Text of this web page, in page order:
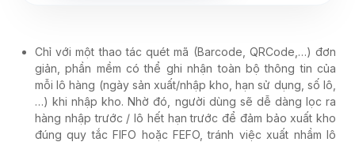
Chỉ với một thao tác quét mã (Barcode, QRCode,…) đơn
giản, phần mềm có thể ghi nhận toàn bộ thông tin của
mỗi lô hàng (ngày sản xuất/nhập kho, hạn sử dụng, số lô,
…) khi nhập kho. Nhờ đó, người dùng sẽ dễ dàng lọc ra
hàng nhập trước / lô hết hạn trước để đảm bảo xuất kho
đúng quy tắc FIFO hoặc FEFO, tránh việc xuất nhầm lô